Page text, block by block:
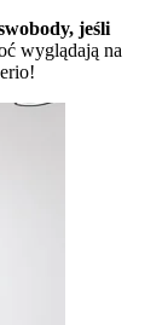
jeśli
wyglądają na